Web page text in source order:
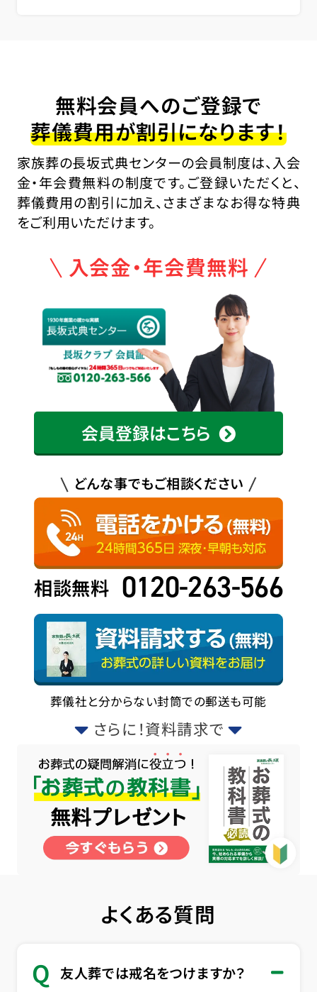
無料会員へのご登録で
葬儀費用が割引になります！
家族葬の長坂式典センターの会員制度は、入会
金・年会費無料の制度です。ご登録いただくと、
葬儀費用の割引に加え、さまざまなお得な特典
をご利用いただけます。
会員登録はこちら
入会金・年会費無料
どんな事でもご相談ください
相談無料 0120-263-566
葬儀社と分からない封筒での郵送も可能
さらに！資料請求で
よくある質問
Q 友人葬では戒名をつけますか？